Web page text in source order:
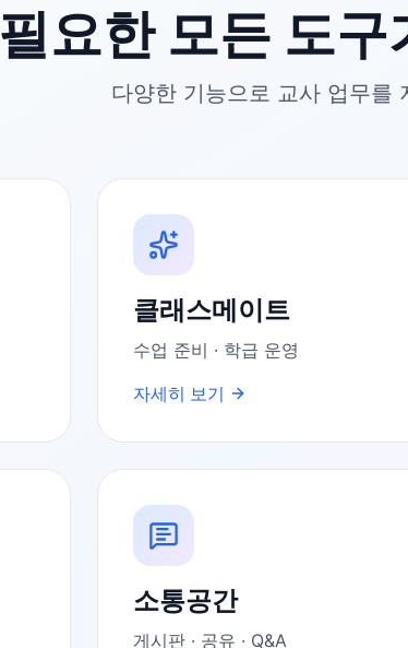
필요한 모든 도구
다양한 기능으로 교사 업무를
클래스메이트
수업 준비 · 학급 운영
자세히 보기
소통공간
게시판 · 공유 · Q&A